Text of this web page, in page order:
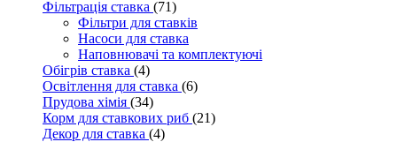
Фільтрація ставка (71)
Фільтри для ставків
Насоси для ставка
Наповнювачі та комплектуючі
Обігрів ставка (4)
Освітлення для ставка (6)
Прудова хімія (34)
Корм для ставкових риб (21)
Декор для ставка (4)